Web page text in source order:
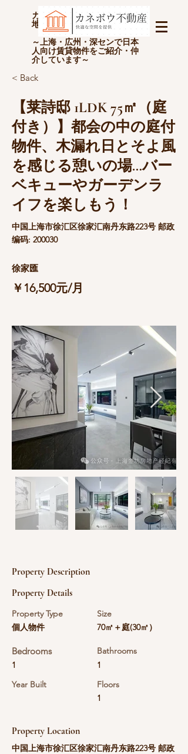
カネボウ不動産(上海金坊房
地产经纪有限公司)
～上海・広州・深センで日本
人向け賃貸物件をご紹介・仲
介しています～
< Back
【莱詩邸 1LDK 75㎡（庭
付き）】都会の中の庭付
物件、木漏れ日とそよ風
を感じる憩いの場…バー
ベキューやガーデンラ
イフを楽しもう！
中国上海市徐汇区徐家汇南丹东路223号 邮政
编码: 200030
徐家匯
￥16,500元/月
Property Description
Property Details
Property Type
個人物件
Bedrooms
1
Year Built
Size
70㎡＋庭(30㎡）
Bathrooms
1
Floors
1
Property Location
中国上海市徐汇区徐家汇南丹东路223号 邮政